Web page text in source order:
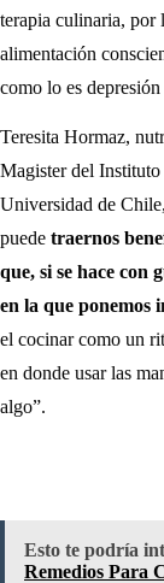
terapia culinaria, por
alimentación
como lo es
Teresita Hormaz,
Magister del
Universidad de
puede traernos
que, si se hace con
en la que ponemos
el cocinar como un
en donde usar las
algo”.
Esto te podría
Remedios Para